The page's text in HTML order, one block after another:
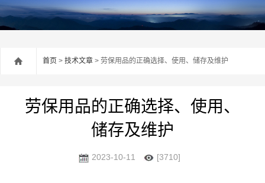
首页 > 技术文章 > 劳保用品的正确选择、使用、储存及维护
劳保用品的正确选择、使用、
储存及维护
2023-10-11 [3710]